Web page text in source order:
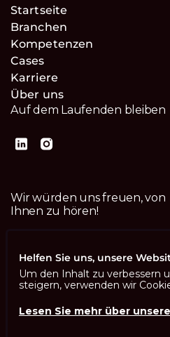
Startseite
Branchen
Kompetenzen
Cases
Karriere
Über uns
Auf dem Laufenden bleiben
Wir würden uns freuen, von
Ihnen zu hören!
Helfen Sie uns, unsere
Um den Inhalt zu verbessern
steigern, verwenden wir
Lesen Sie mehr über